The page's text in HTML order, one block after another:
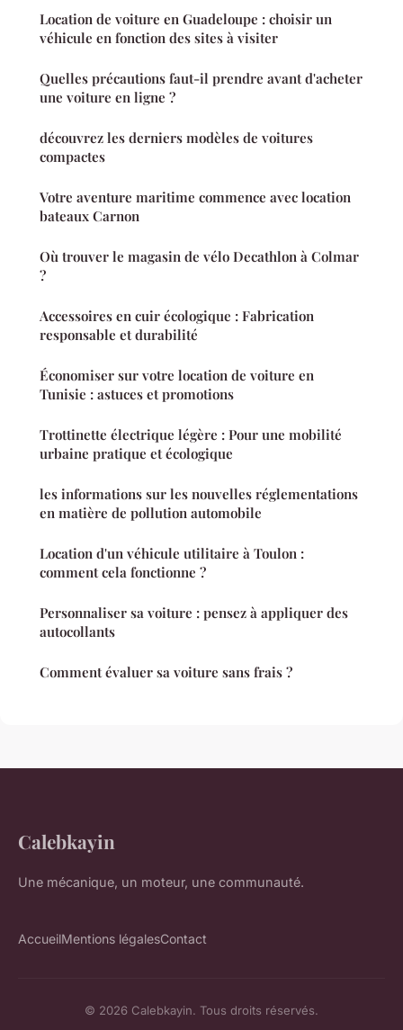
Location de voiture en Guadeloupe : choisir un
véhicule en fonction des sites à visiter
Quelles précautions faut-il prendre avant d'acheter
une voiture en ligne ?
découvrez les derniers modèles de voitures
compactes
Votre aventure maritime commence avec location
bateaux Carnon
Où trouver le magasin de vélo Decathlon à Colmar
?
Accessoires en cuir écologique : Fabrication
responsable et durabilité
Économiser sur votre location de voiture en
Tunisie : astuces et promotions
Trottinette électrique légère : Pour une mobilité
urbaine pratique et écologique
les informations sur les nouvelles réglementations
en matière de pollution automobile
Location d'un véhicule utilitaire à Toulon :
comment cela fonctionne ?
Personnaliser sa voiture : pensez à appliquer des
autocollants
Comment évaluer sa voiture sans frais ?
Calebkayin
Une mécanique, un moteur, une communauté.
AccueilMentions légalesContact
© 2026 Calebkayin. Tous droits réservés.